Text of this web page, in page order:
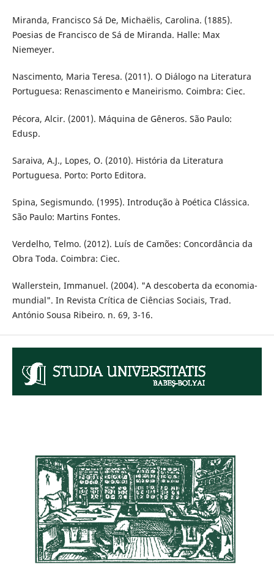
Miranda, Francisco Sá De, Michaëlis, Carolina. (1885).
Poesias de Francisco de Sá de Miranda. Halle: Max
Niemeyer.
Nascimento, Maria Teresa. (2011). O Diálogo na Literatura
Portuguesa: Renascimento e Maneirismo. Coimbra: Ciec.
Pécora, Alcir. (2001). Máquina de Gêneros. São Paulo:
Edusp.
Saraiva, A.J., Lopes, O. (2010). História da Literatura
Portuguesa. Porto: Porto Editora.
Spina, Segismundo. (1995). Introdução à Poética Clássica.
São Paulo: Martins Fontes.
Verdelho, Telmo. (2012). Luís de Camões: Concordância da
Obra Toda. Coimbra: Ciec.
Wallerstein, Immanuel. (2004). "A descoberta da economia-
mundial". In Revista Crítica de Ciências Sociais, Trad.
António Sousa Ribeiro. n. 69, 3-16.